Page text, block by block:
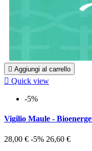
 Aggiungi al carrello
 Quick view
-5%
Vigilio Maule -
28,00 € -5% 26,60 €